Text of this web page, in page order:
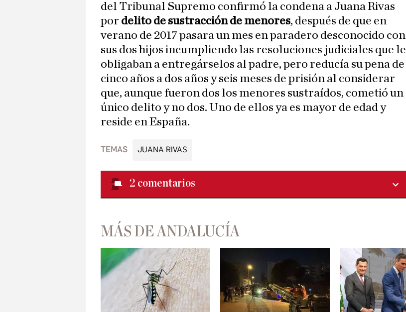
del Tribunal Supremo confirmó la condena a Juana Rivas
por delito de sustracción de menores, después de que en
verano de 2017 pasara un mes en paradero desconocido con
sus dos hijos incumpliendo las resoluciones judiciales que le
obligaban a entregárselos al padre, pero reducía su pena de
cinco años a dos años y seis meses de prisión al considerar
que, aunque fueron dos los menores sustraídos, cometió un
único delito y no dos. Uno de ellos ya es mayor de edad y
reside en España.
TEMAS JUANA RIVAS
2 comentarios
MÁS DE ANDALUCÍA